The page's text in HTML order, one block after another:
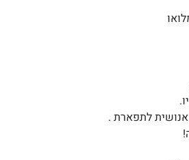
לתפארת .
!